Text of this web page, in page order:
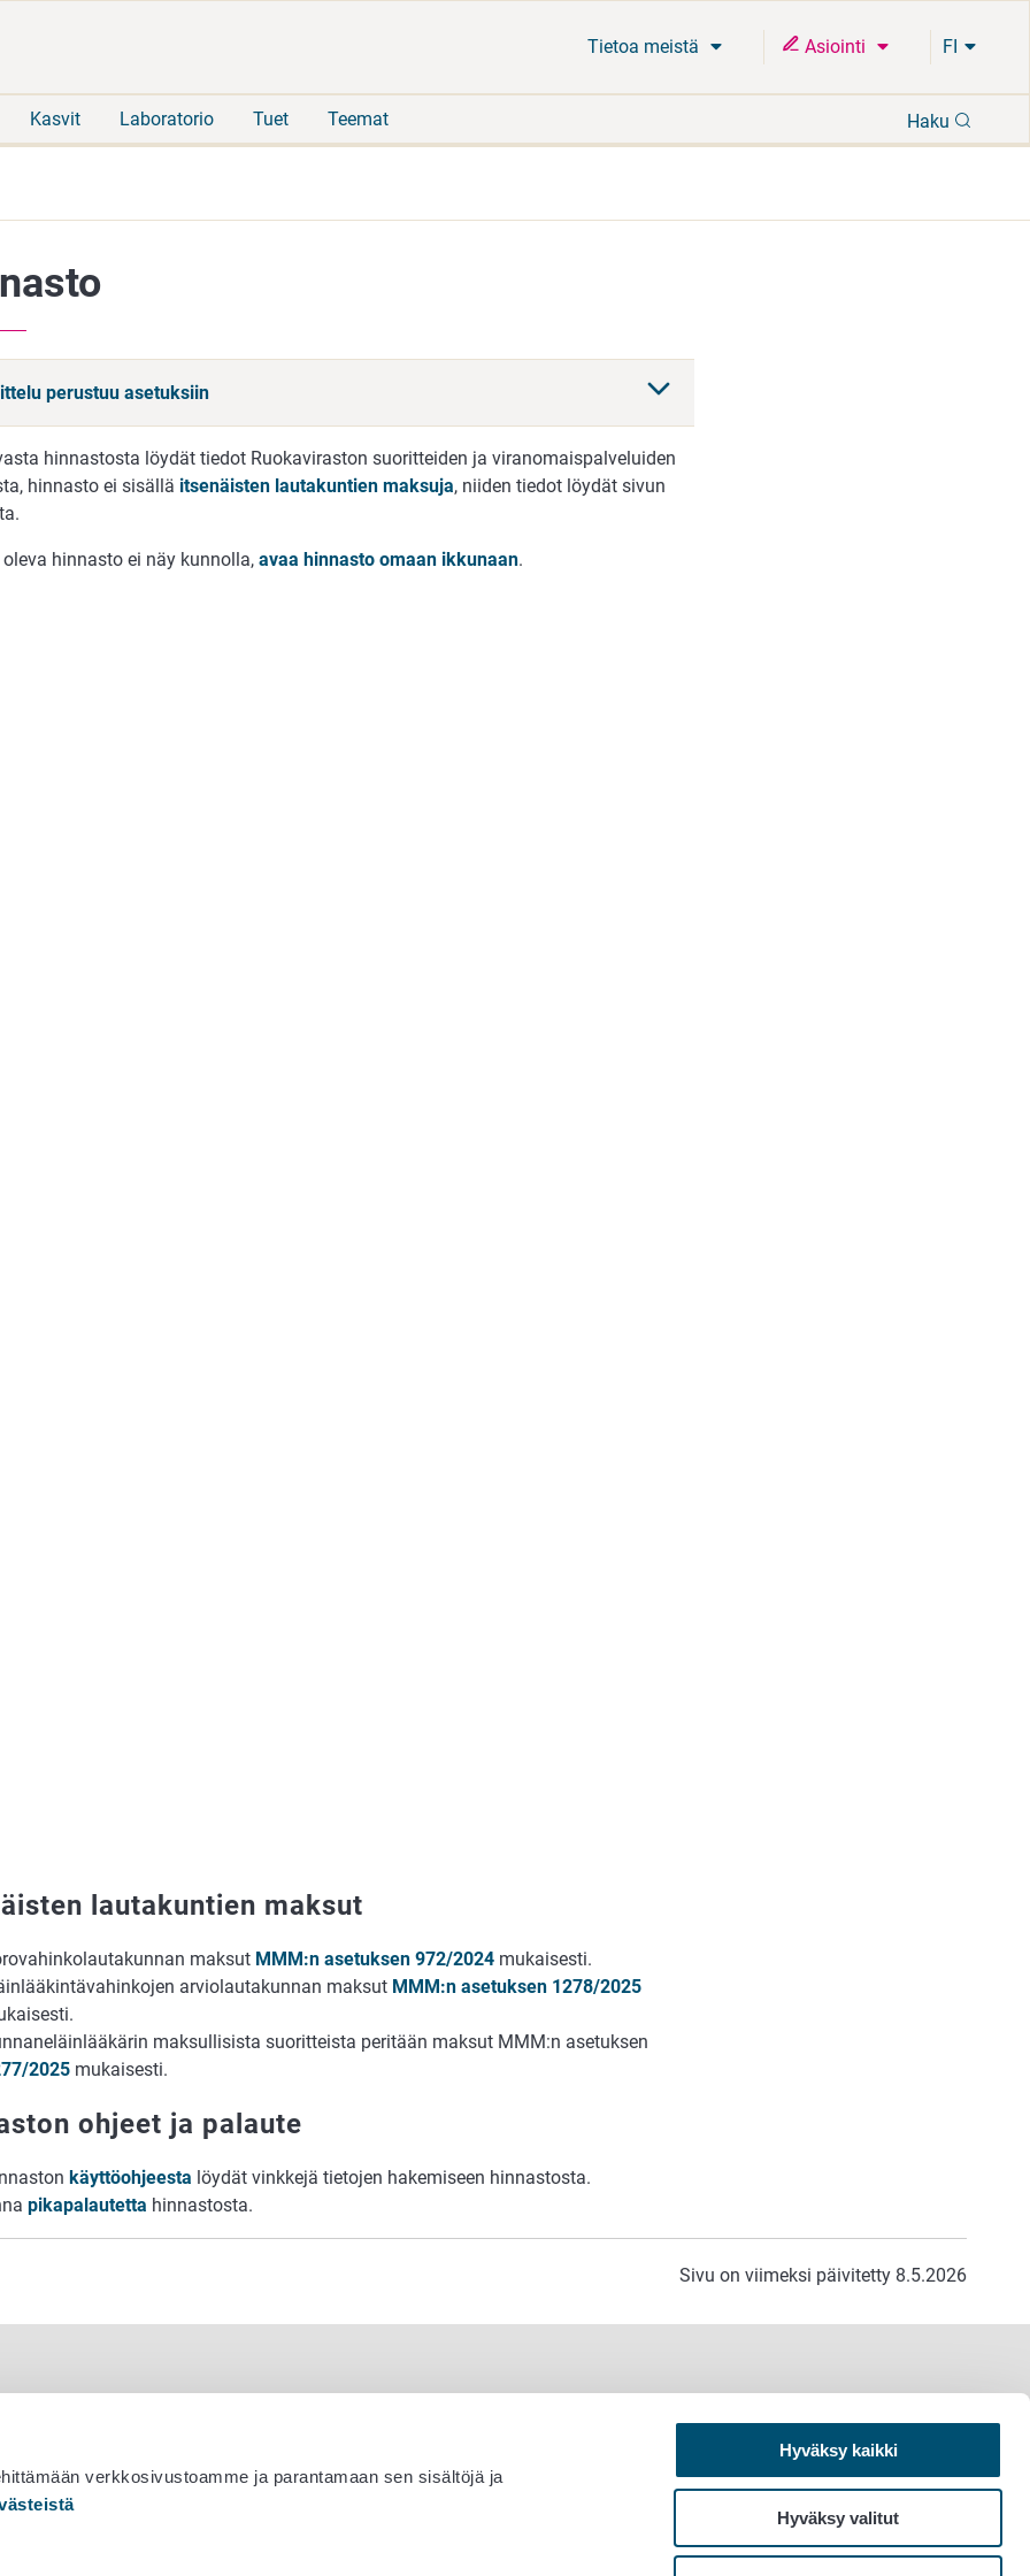
verkkosivustoamme ja parantamaan sen sisältöjä ja
Hyväksy kaikki
Hyväksy valitut
Tietoa meistä Asiointi FI
Kasvit Laboratorio Tuet Teemat Haku
perustuu asetuksiin
hinnastosta löydät tiedot Ruokaviraston suoritteiden ja viranomaispalveluiden
hinnasto ei sisällä itsenäisten lautakuntien maksuja, niiden tiedot löydät sivun
hinnasto ei näy kunnolla, avaa hinnasto omaan ikkunaan.
lautakuntien maksut
maksut MMM:n asetuksen 972/2024 mukaisesti.
arviolautakunnan maksut MMM:n asetuksen 1278/2025
maksullisista suoritteista peritään maksut MMM:n asetuksen
2025 mukaisesti.
ohjeet ja palaute
käyttöohjeesta löydät vinkkejä tietojen hakemiseen hinnastosta.
pikapalautetta hinnastosta.
Sivu on viimeksi päivitetty 8.5.2026